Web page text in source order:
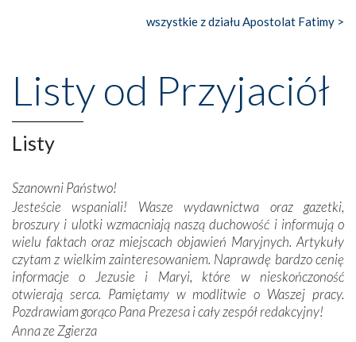
Nasze pielgrzymkowe wyprawy, których celem były
wspaniałe klasztory w miasteczku Alcobaça czy w Batalhi,
Opatrznościową pomoc w wygranej bitwie o
niepodległość kraju. Zachwyt budziła potężna, a zarazem
misterna architektura tych monumentalnych dzieł,
wspaniałe zdobienia, dbałość ich twórców o detale,
połączenie talentów z wytrwałością i pracowitością
Podążyliśmy też śladami fatimskich wizjonerów – Łucji
dos Santos oraz świętych Hiacynty i Franciszka Marto.
Modliliśmy się przy ich grobach. Odprawiliśmy Drogę
Krzyżową w ich rodzinnych stronach, odwiedziliśmy
domy, w których żyli.
W miejscu objawień Matki Bożej zapaliliśmy świece
przywiezione wraz z intencjami powierzonymi nam przez
wszystkie z działu Apostolat Fatimy >
Listy od Przyjaciół
Listy
Szanowni Państwo!
Jesteście wspaniali! Wasze wydawnictwa oraz gazetki,
broszury i ulotki wzmacniają naszą duchowość i informują o
wielu faktach oraz miejscach objawień Maryjnych. Artykuły
czytam z wielkim zainteresowaniem. Naprawdę bardzo cenię
informacje o Jezusie i Maryi, które w nieskończoność
otwierają serca. Pamiętamy w modlitwie o Waszej pracy.
Pozdrawiam gorąco Pana Prezesa i cały zespół redakcyjny!
Anna ze Zgierza